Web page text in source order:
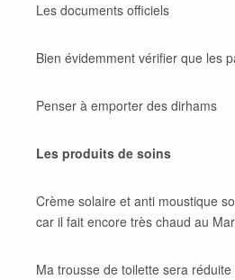
Les documents officiels
Bien évidemment vérifier que les
Penser à emporter des dirhams
Les produits de soins
Crème solaire et anti moustique
car il fait encore très chaud au
Ma trousse de toilette sera